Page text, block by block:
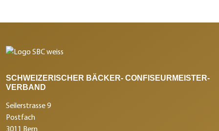
SCHWEIZERISCHER BÄCKER- CONFISEURMEISTER-
VERBAND
Seilerstrasse 9
Postfach
3011 Bern